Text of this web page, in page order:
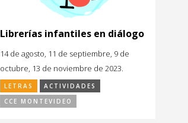
Librerías infantiles en diálogo
14 de agosto, 11 de septiembre, 9 de
octubre, 13 de noviembre de 2023.
LETRAS
ACTIVIDADES
CCE MONTEVIDEO